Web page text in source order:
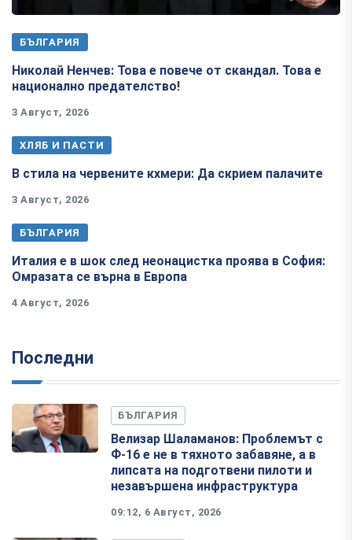
БЪЛГАРИЯ
Николай Ненчев: Това е повече от скандал. Това е
национално предателство!
3 Август, 2026
ХЛЯБ И ПАСТИ
В стила на червените кхмери: Да скрием палачите
3 Август, 2026
БЪЛГАРИЯ
Италия е в шок след неонацистка проява в София:
Омразата се върна в Европа
4 Август, 2026
Последни
БЪЛГАРИЯ
Велизар Шаламанов: Проблемът с
Ф-16 е не в тяхното забавяне, а в
липсата на подготвени пилоти и
незавършена инфраструктура
09:12, 6 Август, 2026